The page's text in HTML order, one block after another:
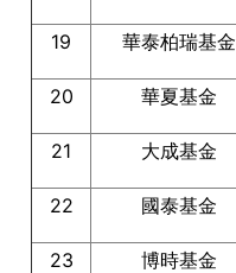
19 華泰柏瑞基金
20 華夏基金
21 大成基金
22 國泰基金
23 博時基金